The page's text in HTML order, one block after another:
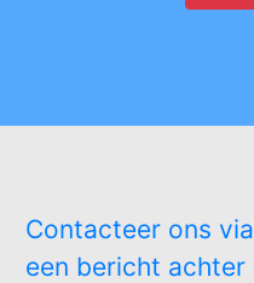
Contacteer ons
een bericht